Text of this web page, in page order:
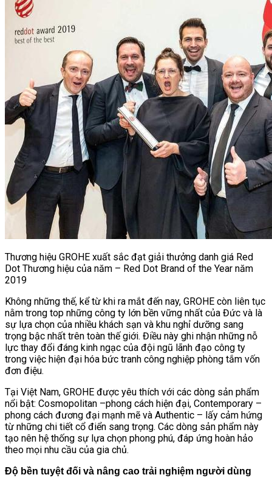
Thương hiệu GROHE xuất sắc đạt giải thưởng danh giá Red
Dot Thương hiệu của năm – Red Dot Brand of the Year năm
2019
Không những thế, kể từ khi ra mắt đến nay, GROHE còn liên tục
nằm trong top những công ty lớn bền vững nhất của Đức và là
sự lựa chọn của nhiều khách sạn và khu nghỉ dưỡng sang
trọng bậc nhất trên toàn thế giới. Điều này ghi nhận những nỗ
lực thay đổi đáng kinh ngạc của đội ngũ lãnh đạo công ty
trong việc hiện đại hóa bức tranh công nghiệp phòng tắm vốn
đơn điệu.
Tại Việt Nam, GROHE được yêu thích với các dòng sản phẩm
nổi bật: Cosmopolitan –phong cách hiện đại, Contemporary –
phong cách đương đại mạnh mẽ và Authentic – lấy cảm hứng
từ những chi tiết cổ điển sang trọng. Các dòng sản phẩm này
tạo nên hệ thống sự lựa chọn phong phú, đáp ứng hoàn hảo
theo mọi nhu cầu của gia chủ.
Độ bền tuyệt đối và nâng cao trải nghiệm người dùng